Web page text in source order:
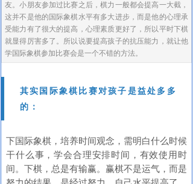
友。小朋友参加过比赛之后，棋力一般都会提高一大截，
这并不是他的国际象棋水平有多大进步，而是他的心理承
受能力有了很大的提高，心理素质更好了，所以平时下棋
就显得厉害多了。所以说要提高孩子的抗压能力，就让他
学国际象棋参加比赛会是一个不错的方法。
其实国际象棋比赛对孩子是益处多多
的：
下国际象棋，培养时间观念，需明白什么时候
干什么事，学会合理安排时间，有效使用时
间。下棋，总是有输赢。赢棋不是运气，而是